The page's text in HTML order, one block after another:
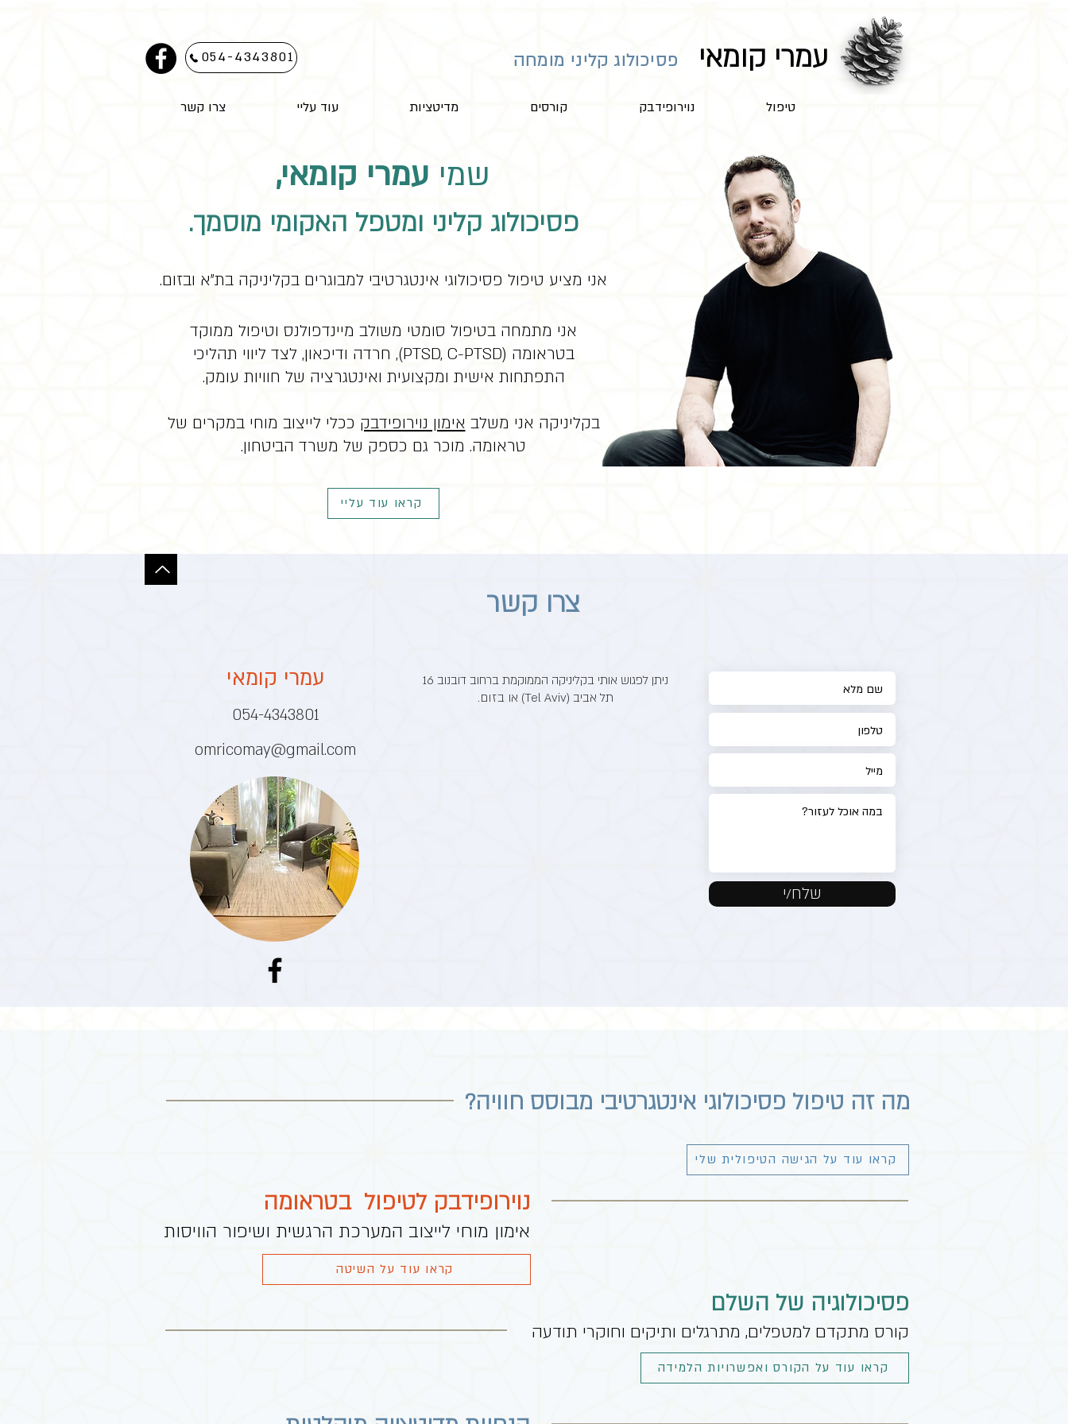
054-4343801 פסיכולוג קליני מומחה עמרי קומאי
טיפול נוירופידבק קורסים מדיטציות עוד עליי צרו קשר
שמי עמרי קומאי,
פסיכולוג קליני ומטפל האקומי מוסמך.
אני מתמחה בטיפול סומטי משולב מיינדפולנס וטיפול ממוקד
בטראומה (PTSD, C-PTSD), חרדה ודיכאון, לצד ליווי תהליכי
התפתחות אישית ומקצועית ואינטגרציה של חוויות עומק.
בקליניקה אני משלב אימון נוירופידבק ככלי לייצוב מוחי במקרים של
טראומה. מוכר גם כספק של משרד הביטחון.
אני מציע טיפול פסיכולוגי אינטגרטיבי למבוגרים בקליניקה בת"א ובזום.
קראו עוד עליי
צרו קשר
עמרי קומאי
054-4343801
omricomay@gmail.com
ניתן לפגוש אותי בקליניקה הממוקמת ברחוב דובנוב 16
תל אביב (Tel Aviv) או
בזום.
שלח/י
מה זה טיפול פסיכולוגי אינטגרטיבי מבוסס חוויה?
קראו עוד על הגישה הטיפולית שלי
נוירופידבק לטיפול בטראומה
אימון מוחי לייצוב המערכת הרגשית ושיפור הוויסות
קראו עוד על השיטה
פסיכולוגיה של השלם
קורס מתקדם למטפלים, מתרגלים ותיקים וחוקרי תודעה
קראו עוד על הקורס ואפשרויות הלמידה